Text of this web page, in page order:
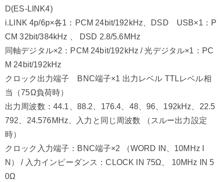
D(ES-LINK4)
i.LINK 4p/6p×各1：PCM 24bit/192kHz、DSD USB×1：P
CM 32bit/384kHz 、 DSD 2.8/5.6MHz
同軸デジタル×2：PCM 24bit/192kHz / 光デジタル×1：PC
M 24bit/192kHz
クロック出力端子 BNC端子×1 出力レベル TTLレベル相
当（75Ω負荷時）
出力周波数：44.1、88.2、176.4、48、96、192kHz、22.5
792、24.576MHz、入力と同じ周波数 （スルー出力設定
時）
クロック入力端子：BNC端子×2 （WORD IN、10MHz I
N） / 入力インピーダンス：CLOCK IN 75Ω、 10MHz IN 5
0Ω